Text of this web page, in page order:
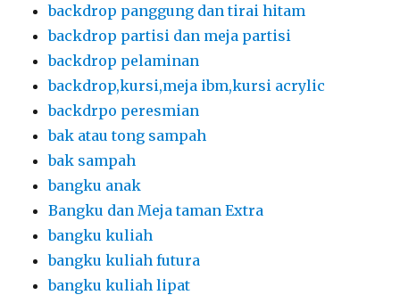
backdrop panggung dan tirai hitam
backdrop partisi dan meja partisi
backdrop pelaminan
backdrop,kursi,meja ibm,kursi acrylic
backdrpo peresmian
bak atau tong sampah
bak sampah
bangku anak
Bangku dan Meja taman Extra
bangku kuliah
bangku kuliah futura
bangku kuliah lipat